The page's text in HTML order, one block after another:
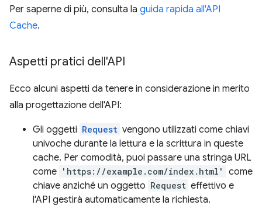
Per saperne di più, consulta la guida rapida all'API
Cache.
Aspetti pratici dell'API
Ecco alcuni aspetti da tenere in considerazione in merito
alla progettazione dell'API:
Gli oggetti Request vengono utilizzati come chiavi
univoche durante la lettura e la scrittura in queste
cache. Per comodità, puoi passare una stringa URL
come 'https://example.com/index.html'
come
chiave anziché un oggetto Request effettivo e
l'API gestirà automaticamente la richiesta.